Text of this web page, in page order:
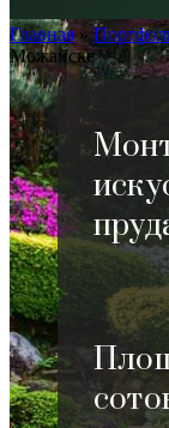
Главная»
Можайске